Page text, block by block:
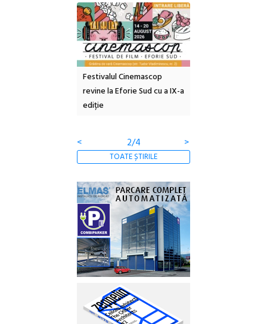
Festivalul Cinemascop
revine la Eforie Sud cu a IX-a
ediție
<
2/4 >
TOATE ȘTIRILE